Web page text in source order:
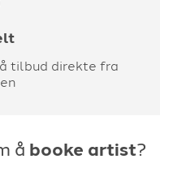
tilbud direkte fra
å booke artist?